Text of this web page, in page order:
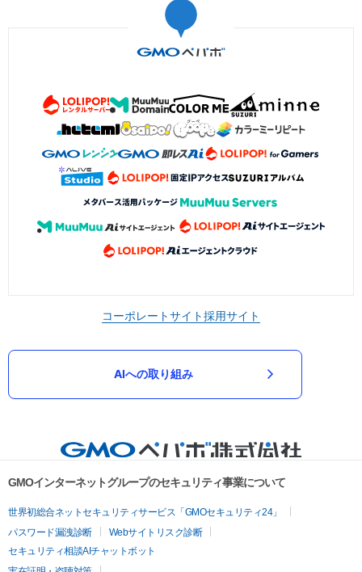
コーポレートサイト採用サイト
AIへの取り組み
GMOインターネットグループのセキュリティ事業について
世界初総合ネットセキュリティサービス「GMOセキュリティ24」
パスワード漏洩診断
Webサイトリスク診断
セキュリティ相談AIチャットボット